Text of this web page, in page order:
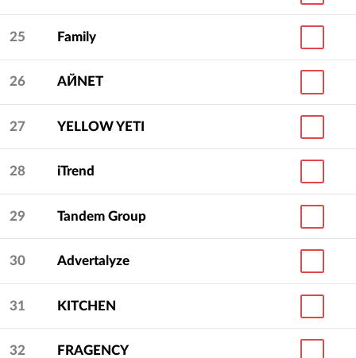
25 Family
26 АЙNET
27 YELLOW YETI
28 iTrend
29 Tandem Group
30 Advertalyze
31 KITCHEN
32 FRAGENCY